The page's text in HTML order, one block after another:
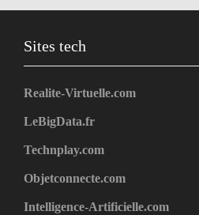
Sites tech
Realite-Virtuelle.com
LeBigData.fr
Technplay.com
Objetconnecte.com
Intelligence-Artificielle.com